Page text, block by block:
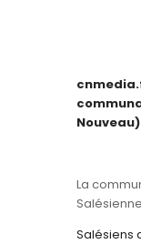
La
Salésiens